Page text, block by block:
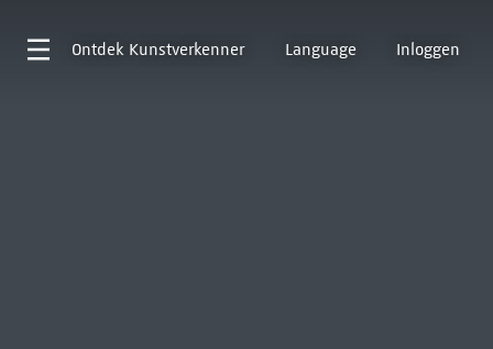
Ontdek Kunstverkenner Language Inloggen